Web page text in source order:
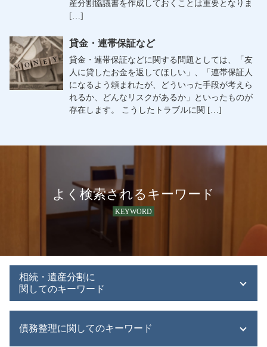
産分割協議書を作成しておくことは重要となりま
[…]
貸金・連帯保証など
貸金・連帯保証などに関する問題としては、「友
人に貸したお金を返してほしい」、「連帯保証人
になるよう頼まれたが、どういった手段が考えら
れるか、どんなリスクがあるか」といったものが
存在します。 こうしたトラブルに関 […]
よく検索されるキーワード
KEYWORD
相続・遺産分割に
関してのキーワード
遺産 あてにする
債務整理に関してのキーワード